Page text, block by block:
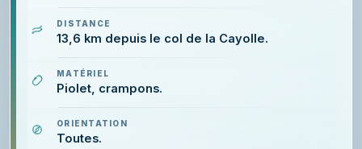
DISTANCE
13,6 km depuis le col de la Cayolle.
MATÉRIEL
Piolet, crampons.
ORIENTATION
Toutes.